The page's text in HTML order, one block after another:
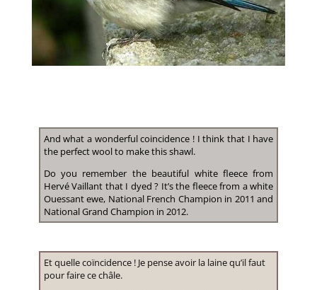
And what a wonderful coincidence ! I think that I have
the perfect wool to make this shawl.
Do you remember the beautiful white fleece from
Hervé Vaillant that I dyed ? It’s the fleece from a white
Ouessant ewe, National French Champion in 2011 and
National Grand Champion in 2012.
Et quelle coïncidence ! Je pense avoir la laine qu’il faut
pour faire ce châle.